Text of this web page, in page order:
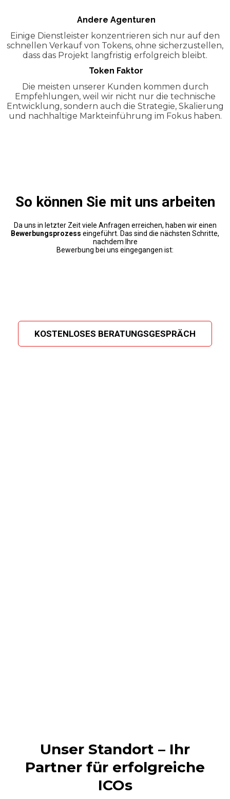
Andere Agenturen
Einige Dienstleister konzentrieren sich nur auf den
schnellen Verkauf von Tokens, ohne sicherzustellen,
dass das Projekt langfristig erfolgreich bleibt.
Token Faktor
Die meisten unserer Kunden kommen durch
Empfehlungen, weil wir nicht nur die technische
Entwicklung, sondern auch die Strategie, Skalierung
und nachhaltige Markteinführung im Fokus haben.
So können Sie mit uns arbeiten
Da uns in letzter Zeit viele Anfragen erreichen, haben wir einen
Bewerbungsprozess eingeführt. Das sind die nächsten Schritte,
nachdem Ihre
Bewerbung bei uns eingegangen ist:
KOSTENLOSES BERATUNGSGESPRÄCH
Unser Standort – Ihr
Partner für erfolgreiche
ICOs